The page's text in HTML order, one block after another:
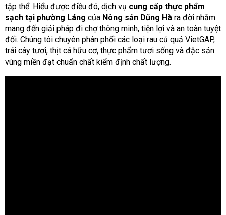
tập thể. Hiểu được điều đó, dịch vụ cung cấp thực phẩm
sạch tại phường Láng của Nông sản Dũng Hà ra đời nhằm
mang đến giải pháp đi chợ thông minh, tiện lợi và an toàn tuyệt
đối. Chúng tôi chuyên phân phối các loại rau củ quả VietGAP,
trái cây tươi, thịt cá hữu cơ, thực phẩm tươi sống và đặc sản
vùng miền đạt chuẩn chất kiểm định chất lượng.